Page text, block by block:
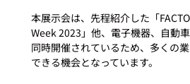
本展示会は、先程紹介した「
Week 2023」他、電子機器、自動
同時開催されているため、多くの
できる機会となっています。